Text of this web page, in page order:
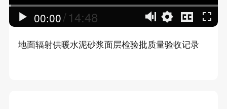
00:00/14:48
地面辐射供暖水泥砂浆面层检验批质量验收记录